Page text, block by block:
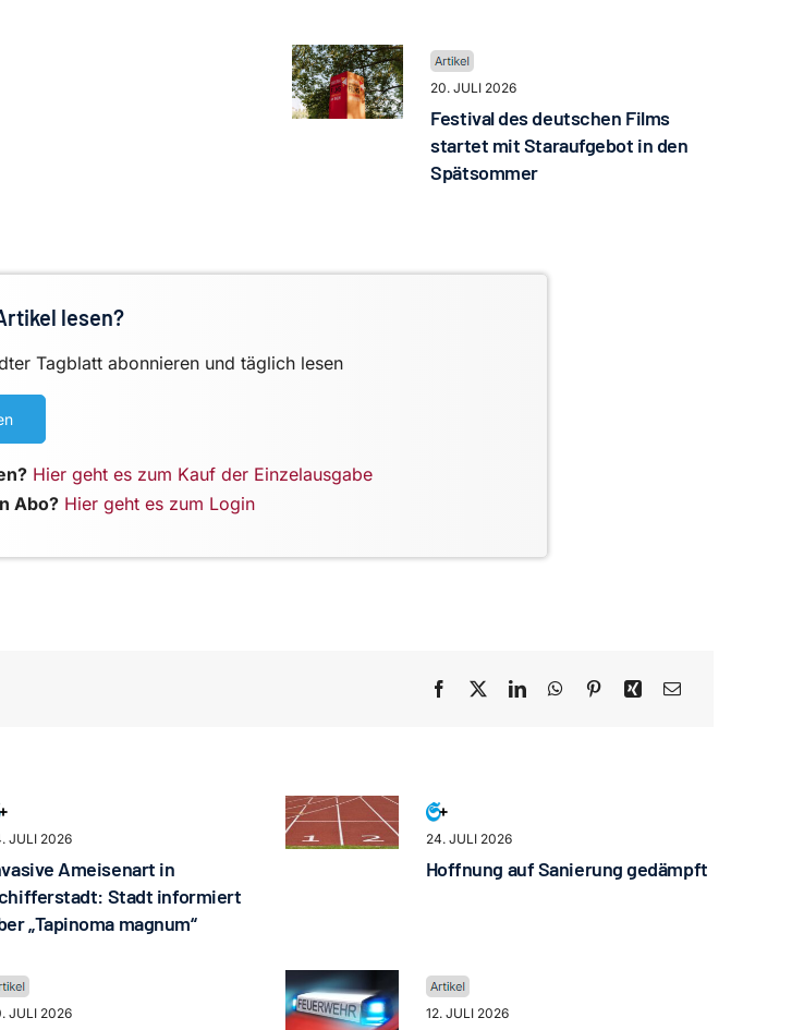
20. JULI 2026
Festival des deutschen Films
startet mit Staraufgebot in den
Spätsommer
lesen?
Tagblatt abonnieren und täglich lesen
Hier geht es zum Kauf der Einzelausgabe
Abo? Hier geht es zum Login
JULI 2026
Ameisenart in
Stadt informiert
„Tapinoma magnum“
24. JULI 2026
Hoffnung auf Sanierung gedämpft
JULI 2026 12. JULI 2026